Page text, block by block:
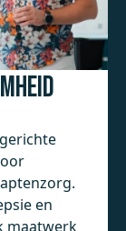
en
maatwerk